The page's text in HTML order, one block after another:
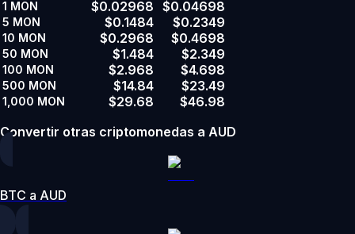
1 MON $0.02968 $0.04698
5 MON $0.1484 $0.2349
10 MON $0.2968 $0.4698
50 MON $1.484 $2.349
100 MON $2.968 $4.698
500 MON $14.84 $23.49
1,000 MON $29.68
$46.98
Convertir otras criptomonedas a AUD
BTC a AUD